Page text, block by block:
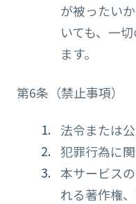
が被ったい
いても、一
ます。
第6条（禁止事項）
法令または
犯罪行為に
本サービス
れる著作権